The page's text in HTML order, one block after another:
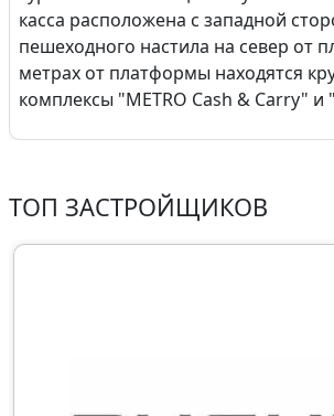
касса расположена с западной
пешеходного настила на север от
метрах от платформы находятся
комплексы "METRO Cash & Carry" и
ТОП ЗАСТРОЙЩИКОВ